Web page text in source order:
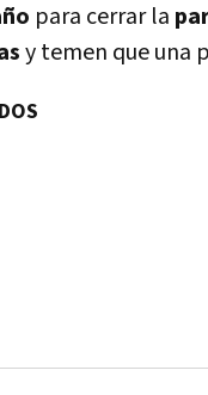
para cerrar la
y temen que una